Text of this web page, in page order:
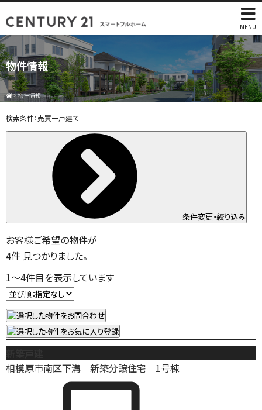
MENU
物件情報
>物件情報
検索条件：売買一戸建て
条件変更・絞り込み
お客様ご希望の物件が
4件 見つかりました。
1～4件目を表示しています
相模原市南区下溝 新築分譲住宅 1号棟